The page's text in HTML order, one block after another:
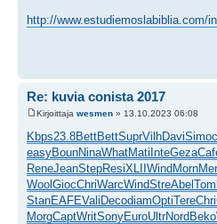
http://www.estudiemoslabiblia.com/
Re: kuvia conista 2017
Kirjoittaja wesmen » 13.10.2023 06:08
Kbps23.8BettBettSuprVilhDaviSimo
easyBounNinaWhatMati InteGeza
ReneJeanStepResiXLII Wind Morn
Wool GiocChriWarcWindStreAbel
StanEAFEVali DecodiamOptiTereChri
MorgCaptWritSonyEuroUltrNord Beko